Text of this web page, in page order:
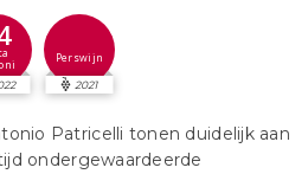
Perswijn
2021
Patricelli tonen duidelijk aan
ondergewaardeerde